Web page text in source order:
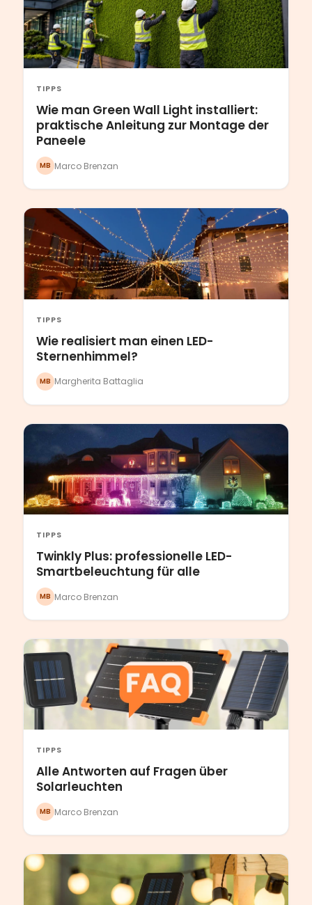
TIPPS
Wie man Green Wall Light installiert:
praktische Anleitung zur Montage der
Paneele
MB Marco Brenzan
TIPPS
Wie realisiert man einen LED-
Sternenhimmel?
MB Margherita Battaglia
TIPPS
Twinkly Plus: professionelle LED-
Smartbeleuchtung für alle
MB Marco Brenzan
TIPPS
Alle Antworten auf Fragen über
Solarleuchten
MB Marco Brenzan